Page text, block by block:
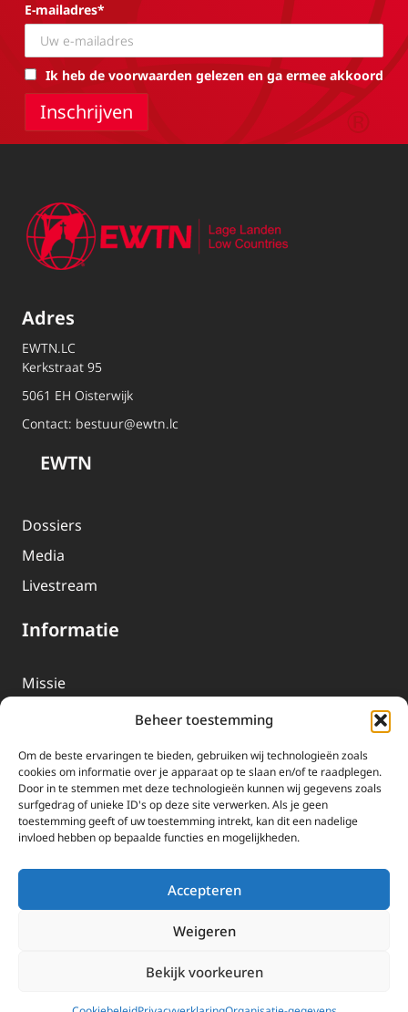
Beheer toestemming
Om de beste ervaringen te bieden, gebruiken wij technologieën zoals
cookies om informatie over je apparaat op te slaan en/of te raadplegen.
Door in te stemmen met deze technologieën kunnen wij gegevens zoals
surfgedrag of unieke ID's op deze site verwerken. Als je geen
toestemming geeft of uw toestemming intrekt, kan dit een nadelige
invloed hebben op bepaalde functies en mogelijkheden.
Accepteren
Weigeren
Bekijk voorkeuren
E-mailadres*
Ik heb de voorwaarden gelezen en ga ermee akkoord
Adres
EWTN.LC
Kerkstraat 95
5061 EH Oisterwijk
Contact: bestuur@ewtn.lc
EWTN
Dossiers
Media
Livestream
Informatie
Missie
EWTN-Team
Organisatiegegevens
Doneren
EWTN wordt uitsluitend gefinancierd door uw donaties.
Wij ontvangen bewust geen advertentie-inkomsten of